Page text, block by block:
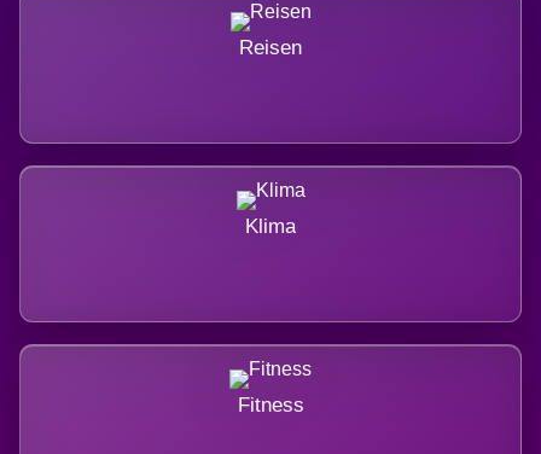
Reisen
Klima
Fitness